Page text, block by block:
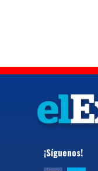
¡Síguenos!